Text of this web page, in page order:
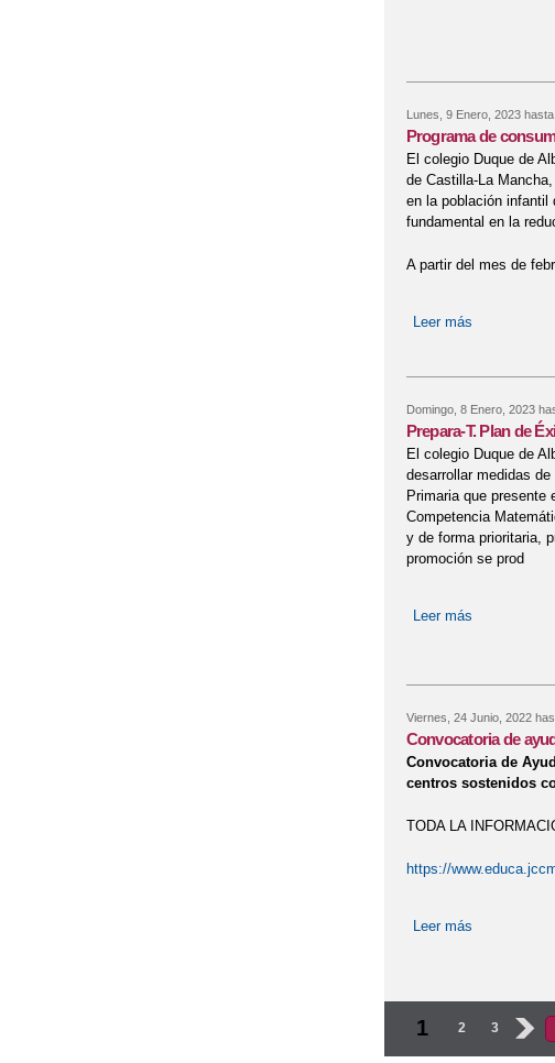
Lunes, 9 Enero, 2023hasta
Programa de
El colegio Duque de
de Castilla-La
en la población infantil
fundamental en la
A partir del mes de
Leer más
Domingo, 8 Enero, 2023
Prepara-T. Plan de
El colegio Duque de
desarrollar medidas
Primaria que
Competencia
y de forma prioritaria,
promoción se prod
Leer más
Viernes, 24 Junio, 2022
Convocatoria de
Convocatoria de
centros sostenidos
TODA LA
https://
Leer más
Páginas
1 2 3 ›